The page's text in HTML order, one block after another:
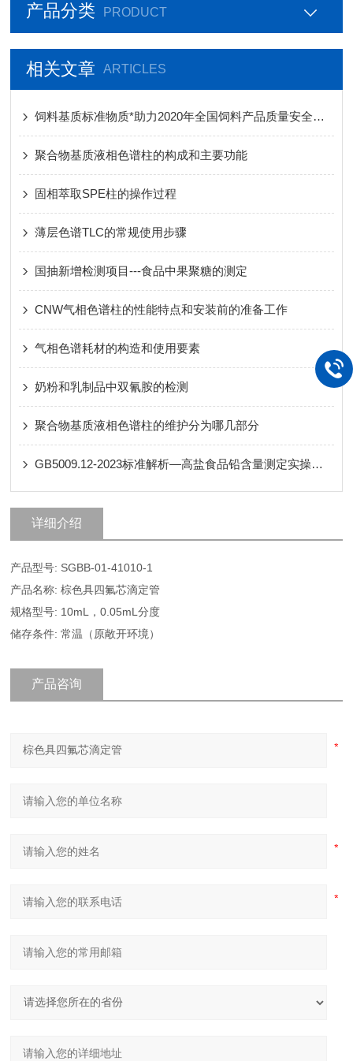
产品分类 PRODUCT
相关文章 ARTICLES
饲料基质标准物质*助力2020年全国饲料产品质量安全检验检测！
聚合物基质液相色谱柱的构成和主要功能
固相萃取SPE柱的操作过程
薄层色谱TLC的常规使用步骤
国抽新增检测项目---食品中果聚糖的测定
CNW气相色谱柱的性能特点和安装前的准备工作
气相色谱耗材的构造和使用要素
奶粉和乳制品中双氰胺的检测
聚合物基质液相色谱柱的维护分为哪几部分
GB5009.12-2023标准解析—高盐食品铅含量测定实操解决方案
详细介绍
产品型号: SGBB-01-41010-1
产品名称: 棕色具四氟芯滴定管
规格型号: 10mL，0.05mL分度
储存条件: 常温（原敞开环境）
产品咨询